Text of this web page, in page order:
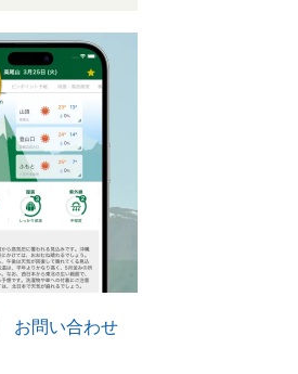
お問い合わせ